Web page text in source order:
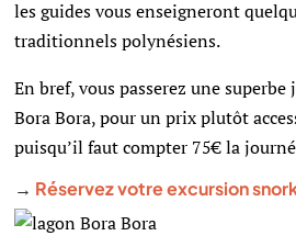
les guides vous enseigneront
traditionnels polynésiens.
En bref, vous passerez une
Bora Bora, pour un prix plutôt
puisqu’il faut compter 75€ la
→ Réservez votre excursion